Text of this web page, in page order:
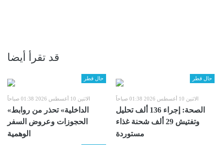
قد تقرأ أيضا
حال قطر
الاثنين 10 أغسطس 2026 01:38 صباحاً
«الداخلية» تحذر من روابط
الحجوزات وعروض السفر
الوهمية
حال قطر
الاثنين 10 أغسطس 2026 01:38 صباحاً
الصحة: إجراء 136 ألف تحليل
وتفتيش 29 ألف شحنة غذاء
مستوردة